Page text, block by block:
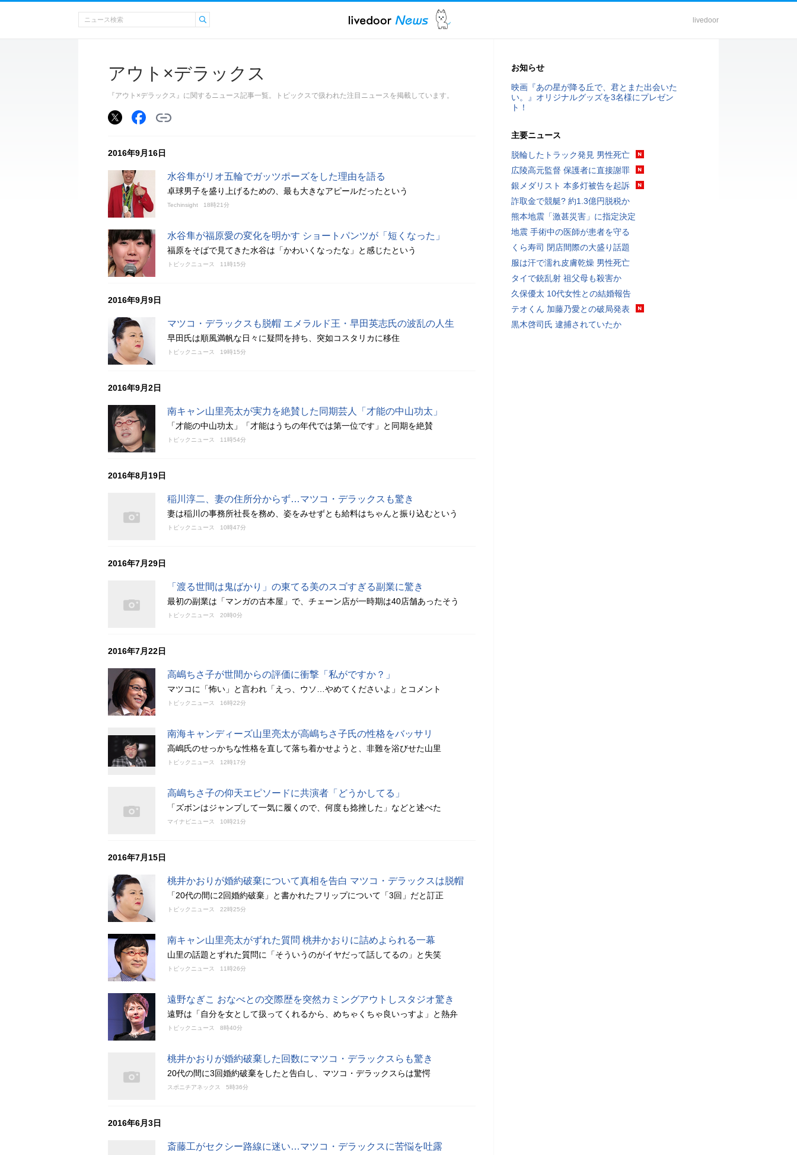
livedoor
アウト×デラックス
『アウト×デラックス』に関するニュース記事一覧。トピックスで扱われた注目ニュースを掲載しています。
2016年9月16日
水谷隼がリオ五輪でガッツポーズをした理由を語る
卓球男子を盛り上げるための、最も大きなアピールだったという
Techinsight 18時21分
水谷隼が福原愛の変化を明かす ショートパンツが「短くなった」
福原をそばで見てきた水谷は「かわいくなったな」と感じたという
トピックニュース 11時15分
2016年9月9日
マツコ・デラックスも脱帽 エメラルド王・早田英志氏の波乱の人生
早田氏は順風満帆な日々に疑問を持ち、突如コスタリカに移住
トピックニュース 19時15分
2016年9月2日
南キャン山里亮太が実力を絶賛した同期芸人「才能の中山功太」
「才能の中山功太」「才能はうちの年代では第一位です」と同期を絶賛
トピックニュース 11時54分
2016年8月19日
稲川淳二、妻の住所分からず…マツコ・デラックスも驚き
妻は稲川の事務所社長を務め、姿をみせずとも給料はちゃんと振り込むという
トピックニュース 10時47分
2016年7月29日
「渡る世間は鬼ばかり」の東てる美のスゴすぎる副業に驚き
最初の副業は「マンガの古本屋」で、チェーン店が一時期は40店舗あったそう
トピックニュース 20時0分
2016年7月22日
高嶋ちさ子が世間からの評価に衝撃「私がですか？」
マツコに「怖い」と言われ「えっ、ウソ…やめてくださいよ」とコメント
トピックニュース 16時22分
南海キャンディーズ山里亮太が高嶋ちさ子氏の性格をバッサリ
高嶋氏のせっかちな性格を直して落ち着かせようと、非難を浴びせた山里
トピックニュース 12時17分
高嶋ちさ子の仰天エピソードに共演者「どうかしてる」
「ズボンはジャンプして一気に履くので、何度も捻挫した」などと述べた
マイナビニュース 10時21分
2016年7月15日
桃井かおりが婚約破棄について真相を告白 マツコ・デラックスは脱帽
「20代の間に2回婚約破棄」と書かれたフリップについて「3回」だと訂正
トピックニュース 22時25分
南キャン山里亮太がずれた質問 桃井かおりに詰めよられる一幕
山里の話題とずれた質問に「そういうのがイヤだって話してるの」と失笑
トピックニュース 11時26分
遠野なぎこ おなべとの交際歴を突然カミングアウトしスタジオ驚き
遠野は「自分を女として扱ってくれるから、めちゃくちゃ良いっすよ」と熱弁
トピックニュース 8時40分
桃井かおりが婚約破棄した回数にマツコ・デラックスらも驚き
20代の間に3回婚約破棄をしたと告白し、マツコ・デラックスらは驚愕
スポニチアネックス 5時36分
2016年6月3日
斎藤工がセクシー路線に迷い…マツコ・デラックスに苦悩を吐露
お知らせ
映画『あの星が降る丘で、君とまた出会いた
い。』オリジナルグッズを3名様にプレゼン
ト！
主要ニュース
脱輪したトラック発見 男性死亡
広陵高元監督 保護者に直接謝罪
銀メダリスト 本多灯被告を起訴
詐取金で競艇? 約1.3億円脱税か
熊本地震「激甚災害」に指定決定
地震 手術中の医師が患者を守る
くら寿司 閉店間際の大盛り話題
服は汗で濡れ皮膚乾燥 男性死亡
タイで銃乱射 祖父母も殺害か
久保優太 10代女性との結婚報告
テオくん 加藤乃愛との破局発表
黒木啓司氏 逮捕されていたか